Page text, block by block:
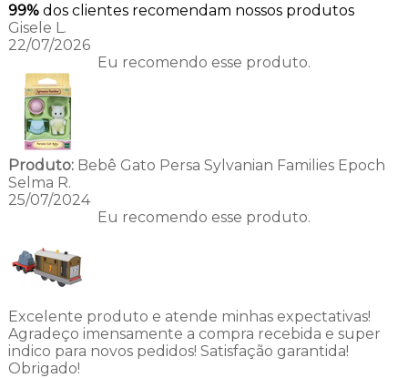
99% dos clientes recomendam nossos produtos
Gisele L.
22/07/2026
Eu recomendo esse produto.
Produto:Bebê Gato Persa Sylvanian Families Epoch
Selma R.
25/07/2024
Eu recomendo esse produto.
Excelente produto e atende minhas expectativas!
Agradeço imensamente a compra recebida e super
indico para novos pedidos! Satisfação garantida!
Obrigado!